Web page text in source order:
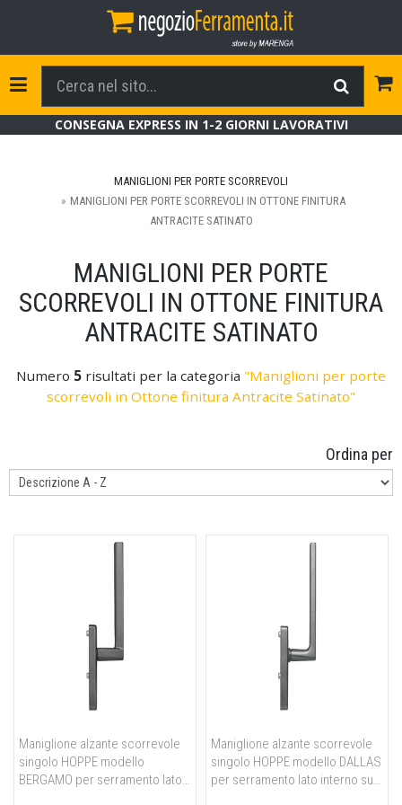
Toggle Navigation
CONSEGNA EXPRESS IN 1-2 GIORNI LAVORATIVI
MANIGLIONI PER PORTE SCORREVOLI
MANIGLIONI PER PORTE SCORREVOLI IN OTTONE FINITURA
ANTRACITE SATINATO
MANIGLIONI PER PORTE
SCORREVOLI IN OTTONE FINITURA
ANTRACITE SATINATO
Numero 5 risultati per la categoria "Maniglioni per porte
scorrevoli in Ottone finitura Antracite Satinato"
Ordina per
Maniglione alzante scorrevole
singolo HOPPE modello
BERGAMO per serramento lato
Maniglione alzante scorrevole
singolo HOPPE modello DALLAS
per serramento lato interno su